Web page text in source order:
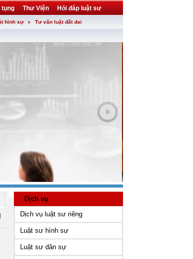
tụng Thư Viện Hỏi đáp luật sư
hình sự Tư vấn luật đất đai
Dịch vụ
Dịch vụ luật sư riêng
Luật sư hình sự
Luật sư dân sự